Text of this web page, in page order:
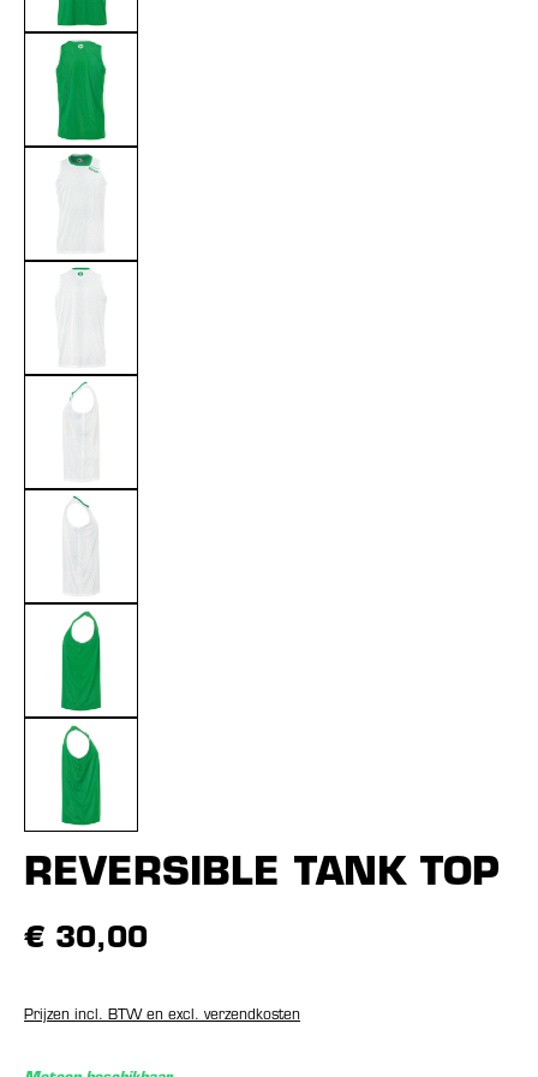
REVERSIBLE TANK TOP
€ 30,00
Prijzen incl. BTW en excl. verzendkosten